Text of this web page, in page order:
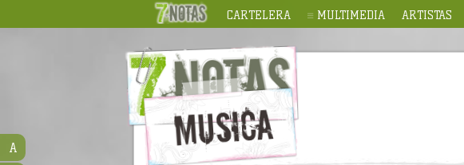
CARTELERA MULTIMEDIA ARTISTAS
A